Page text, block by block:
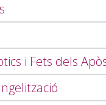
i Fets dels